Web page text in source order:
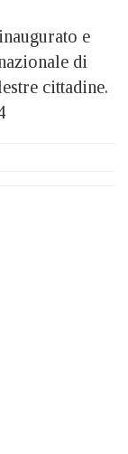
e
di
cittadine.